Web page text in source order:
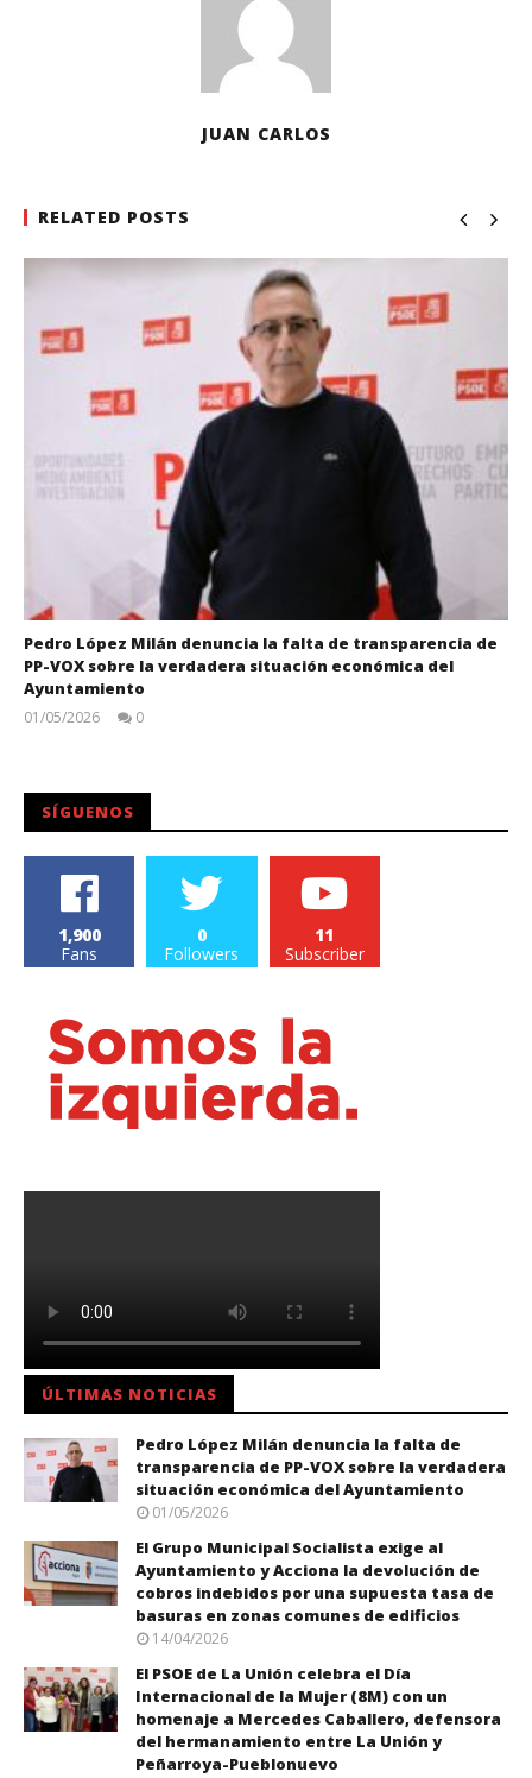
JUAN CARLOS
RELATED POSTS
Pedro López Milán denuncia la falta de transparencia de
PP-VOX sobre la verdadera situación económica del
Ayuntamiento
01/05/2026
0
SÍGUENOS
1,900
Fans
0
Followers
11
Subscriber
ÚLTIMAS NOTICIAS
Pedro López Milán denuncia la falta de
transparencia de PP-VOX sobre la verdadera
situación económica del Ayuntamiento
01/05/2026
El Grupo Municipal Socialista exige al
Ayuntamiento y Acciona la devolución de
cobros indebidos por una supuesta tasa de
basuras en zonas comunes de edificios
14/04/2026
El PSOE de La Unión celebra el Día
Internacional de la Mujer (8M) con un
homenaje a Mercedes Caballero, defensora
del hermanamiento entre La Unión y
Peñarroya-Pueblonuevo